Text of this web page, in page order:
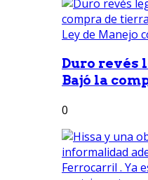
Duro revés
Bajó la
0